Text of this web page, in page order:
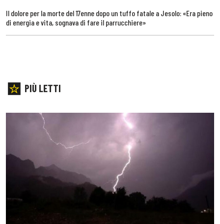
Il dolore per la morte del 17enne dopo un tuffo fatale a Jesolo: «Era pieno
di energia e vita, sognava di fare il parrucchiere»
PIÙ LETTI